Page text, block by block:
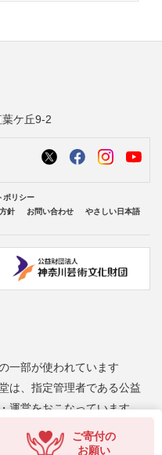
ご寄付の
お願い
ケ丘9-2
ポリシー
針 お問い合わせ やさしい日本語
一部が使われています
は、指定管理者である公益
運営をおこなっています
All rights reserved.